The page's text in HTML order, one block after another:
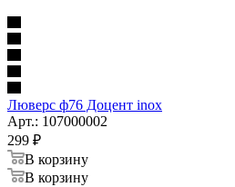
Люверс ф76 Доцент inox
Арт.: 107000002
299 ₽
В корзину
В корзину